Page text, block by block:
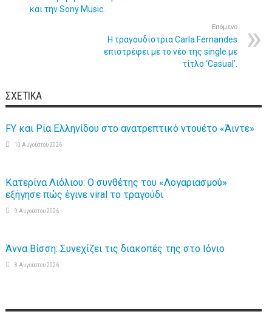
και την Sony Music.
Επόμενο
H τραγουδίστρια Carla Fernandes
επιστρέφει με το νέο της single με
τίτλο ‘Casual’.
ΣΧΕΤΙΚΆ
FY και Ρία Ελληνίδου στο ανατρεπτικό ντουέτο «Άιντε»
10 Αυγούστου 2026
Κατερίνα Λιόλιου: Ο συνθέτης του «Λογαριασμού»
εξήγησε πώς έγινε viral το τραγούδι
9 Αυγούστου 2026
Άννα Βίσση: Συνεχίζει τις διακοπές της στο Ιόνιο
8 Αυγούστου 2026